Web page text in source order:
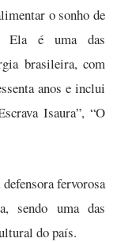
o sonho de
Ela é uma das
brasileira, com
anos e inclui
Isaura”, “O
fervorosa
sendo uma das
do país.